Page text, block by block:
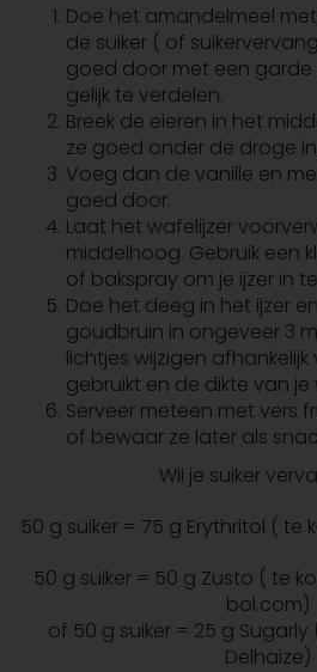
Doe het amandelmeel
de suiker ( of
goed door met een
gelijk te verdelen.
Breek de eieren in het
ze goed onder de droge
Voeg dan de vanille en
goed door.
Laat het wafelijzer
middelhoog. Gebruik een
of bakspray om je ijzer in
Doe het deeg in het ijzer
goudbruin in ongeveer 3
lichtjes wijzigen afhankelijk
gebruikt en de dikte van je
Serveer meteen met vers
of bewaar ze later als
Wil je suiker
50 g suiker = 75 g Erythritol (
50 g suiker = 50 g Zusto ( te
bol.com)
of 50 g suiker = 25 g
Delhaize)